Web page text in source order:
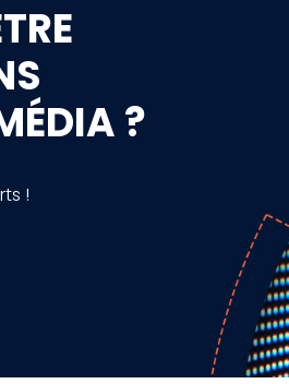
?
!